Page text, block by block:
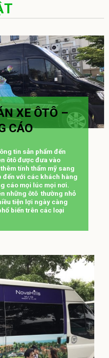
XE ÔTÔ –
CÁO
tin sản phẩm đến
ôtô được đưa vào
tính thẩm mỹ sang
đến với các khách hàng
cáo mọi lúc mọi nơi.
những ôtô thường nhỏ
tiện lợi ngày càng
biến trên các loại